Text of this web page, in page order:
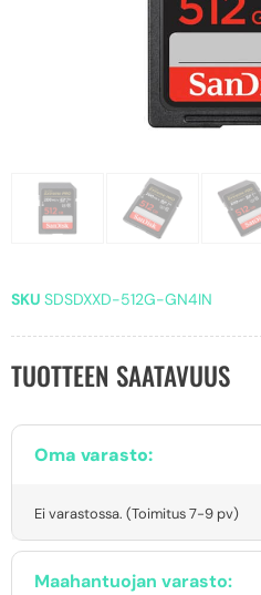
SKU SDSDXXD-512G-GN4IN
TUOTTEEN SAATAVUUS
Oma varasto:
Ei varastossa. (Toimitus 7-9 pv)
Maahantuojan varasto: